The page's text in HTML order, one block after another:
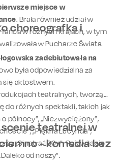
miejsce w
. Brała również udział w
w różnych krajach, w tym
w Pucharze Świata.
choreografka i
zadebiutowała na
była odpowiedzialna za
się aktostwem.
teatralnych, tworząc
do różnych spektakli, takich jak
północy”, „Niezwyciężony”,
„Piękna Lucynda”,
„Sinatra 100+”. Pojawiła się
od noszy”.
scenie teatralnej w
- komedia bez